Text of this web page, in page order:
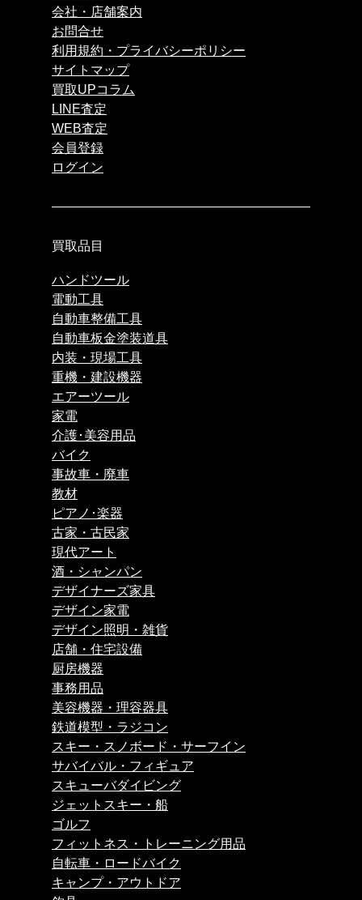
会社・店舗案内
お問合せ
利用規約・プライバシーポリシー
サイトマップ
買取UPコラム
LINE査定
WEB査定
会員登録
ログイン
買取品目
ハンドツール
電動工具
自動車整備工具
自動車板金塗装道具
内装・現場工具
重機・建設機器
エアーツール
家電
介護･美容用品
バイク
事故車・廃車
教材
ピアノ･楽器
古家・古民家
現代アート
酒・シャンパン
デザイナーズ家具
デザイン家電
デザイン照明・雑貨
店舗・住宅設備
厨房機器
事務用品
美容機器・理容器具
鉄道模型・ラジコン
スキー・スノボード・サーフイン
サバイバル・フィギュア
スキューバダイビング
ジェットスキー・船
ゴルフ
フィットネス・トレーニング用品
自転車・ロードバイク
キャンプ・アウトドア